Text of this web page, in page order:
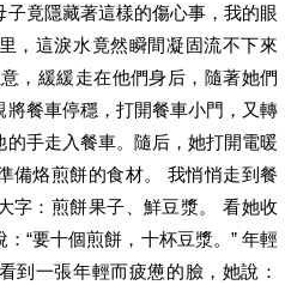
竟隱藏著這樣的傷心事，我的眼
，這淚水竟然瞬間凝固流不下來
，緩緩走在他們身后，隨著她們
餐車停穩，打開餐車小門，又轉
手走入餐車。隨后，她打開電暖
備烙煎餅的食材。 我悄悄走到餐
字：煎餅果子、鮮豆漿。 看她收
“要十個煎餅，十杯豆漿。” 年輕
到一張年輕而疲憊的臉，她說：